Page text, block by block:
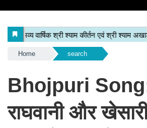
Home search
Bhojpuri
राघवानी और